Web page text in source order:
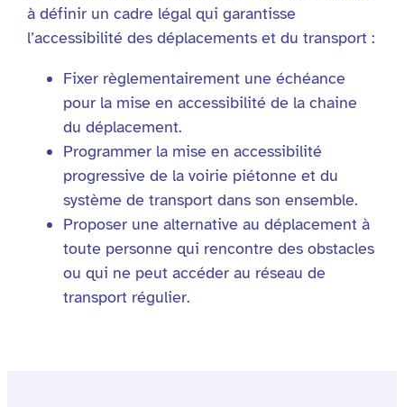
à définir un cadre légal qui garantisse
l’accessibilité des déplacements et du transport :
Fixer règlementairement une échéance
pour la mise en accessibilité de la chaine
du déplacement.
Programmer la mise en accessibilité
progressive de la voirie piétonne et du
système de transport dans son ensemble.
Proposer une alternative au déplacement à
toute personne qui rencontre des obstacles
ou qui ne peut accéder au réseau de
transport régulier.